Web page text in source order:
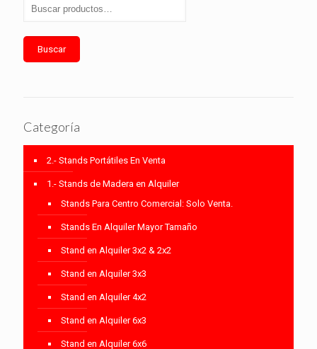
Buscar
Categoría
2.- Stands Portátiles En Venta
1.- Stands de Madera en Alquiler
Stands Para Centro Comercial: Solo Venta.
Stands En Alquiler Mayor Tamaño
Stand en Alquiler 3x2 & 2x2
Stand en Alquiler 3x3
Stand en Alquiler 4x2
Stand en Alquiler 6x3
Stand en Alquiler 6x6